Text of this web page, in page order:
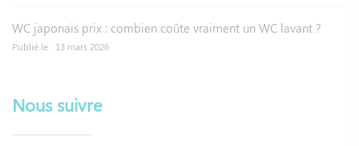
WC japonais prix : combien coûte vraiment un WC lavant ?
Publié le : 13 mars 2026
Nous suivre